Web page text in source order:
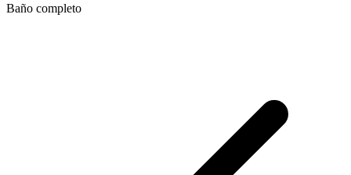
Baño completo